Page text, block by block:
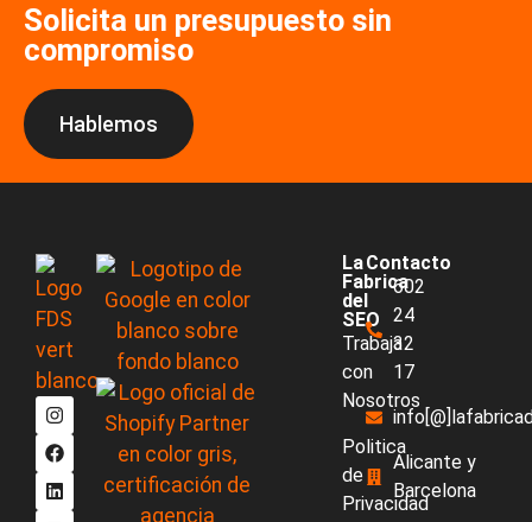
Solicita un presupuesto sin
compromiso
Hablemos
La
Fabrica
del
SEO
Trabaja
con
Nosotros
Politica
de
Privacidad
Contacto
602
24
32
17
Alicante y
Barcelona